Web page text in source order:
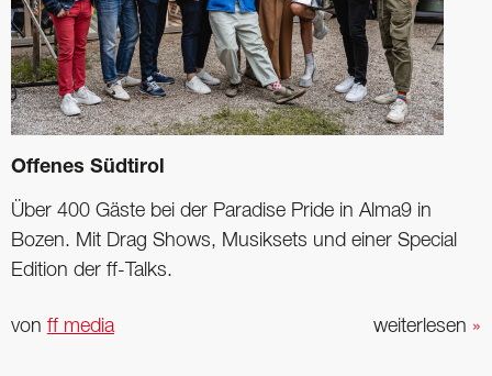
Offenes Südtirol
Über 400 Gäste bei der Paradise Pride in Alma9 in
Bozen. Mit Drag Shows, Musiksets und einer Special
Edition der ff-Talks.
weiterlesen »
von ff media